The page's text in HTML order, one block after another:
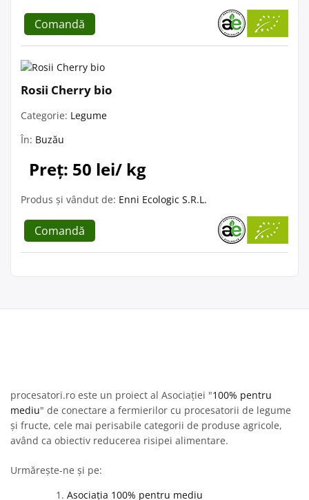
Comandă
Rosii Cherry bio
Categorie: Legume
În: Buzău
Preț: 50 lei/ kg
Produs și vândut de: Enni Ecologic S.R.L.
Comandă
procesatori.ro este un proiect al Asociației "100% pentru
mediu" de conectare a fermierilor cu procesatorii de legume
și fructe, cele mai perisabile categorii de produse agricole,
având ca obiectiv reducerea risipei alimentare.
Urmărește-ne și pe:
Asociația 100% pentru mediu